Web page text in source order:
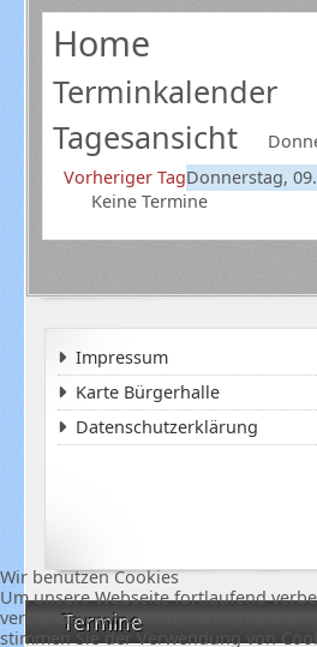
Termine
Home
Terminkalender
Tagesansicht
Vorheriger TagDonnerstag,
Keine Termine
Impressum
Karte Bürgerhalle
Datenschutzerklärung
Wir benutzen Cookies
Um unsere Webseite fortlaufend
verwenden wir Cookies. Durch die
stimmen Sie der Verwendung von